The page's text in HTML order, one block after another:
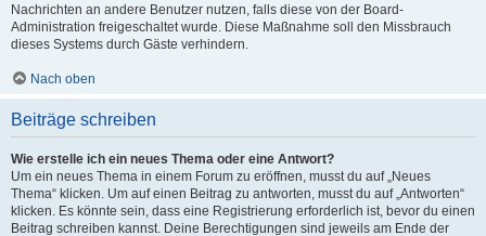
Nachrichten an andere Benutzer nutzen, falls diese von der Board-
Administration freigeschaltet wurde. Diese Maßnahme soll den Missbrauch
dieses Systems durch Gäste verhindern.
Nach oben
Beiträge schreiben
Wie erstelle ich ein neues Thema oder eine Antwort?
Um ein neues Thema in einem Forum zu eröffnen, musst du auf „Neues
Thema“ klicken. Um auf einen Beitrag zu antworten, musst du auf „Antworten“
klicken. Es könnte sein, dass eine Registrierung erforderlich ist, bevor du einen
Beitrag schreiben kannst. Deine Berechtigungen sind jeweils am Ende der